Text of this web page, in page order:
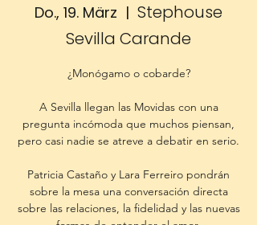
Do., 19. März
  |
Stephouse
Sevilla Carande
¿Monógamo o cobarde?
A Sevilla llegan las Movidas con una
pregunta incómoda que muchos piensan,
pero casi nadie se atreve a debatir en serio.
Patricia Castaño y Lara Ferreiro pondrán
sobre la mesa una conversación directa
sobre las relaciones, la fidelidad y las nuevas